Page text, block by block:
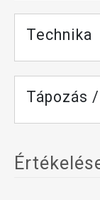
Technika
Tápozás